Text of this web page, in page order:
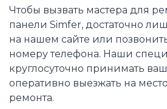
Чтобы вызвать мастера для
панели Simfer, достаточно
на нашем сайте или
номеру телефона. Наши
круглосуточно принимать
оперативно выезжать на
ремонта.